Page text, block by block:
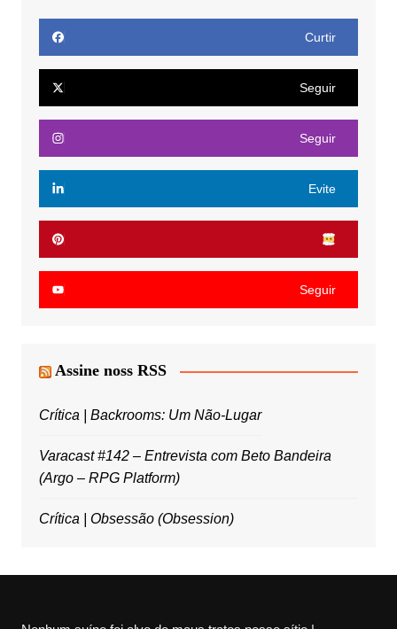
Curtir
Seguir
Seguir
Evite
Seguir
Assine noss RSS
Crítica | Backrooms: Um Não-Lugar
Varacast #142 – Entrevista com Beto Bandeira
(Argo – RPG Platform)
Crítica | Obsessão (Obsession)